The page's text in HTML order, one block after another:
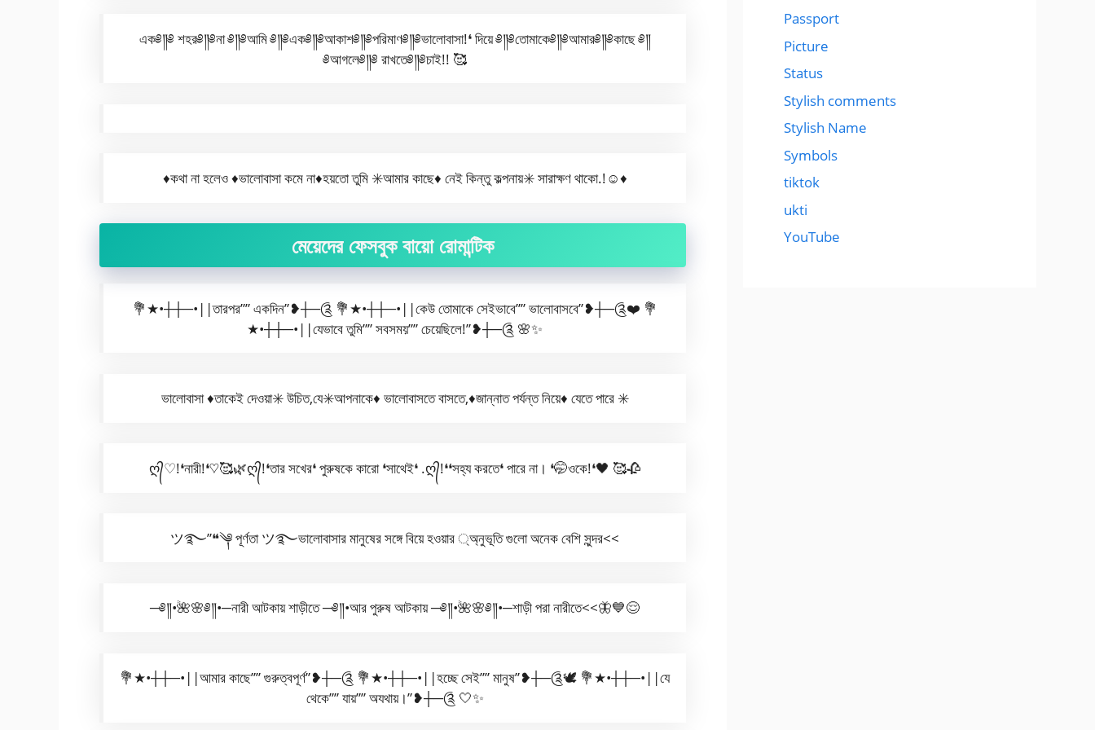
এক༅༎༅ শহর༅༎༅না ༅༎༅আমি ༅༎༅এক༅༎༅আকাশ༅༎༅পরিমাণ༅༎༅ভালোবাসা!❛ দিয়ে ༅༎༅তোমাকে༅༎༅আমার༅༎༅কাছে ༅༎
༅আগলে༅༎༅ রাখতে༅༎༅চাই!! 🥰
♦️কথা না হলেও ♦️ভালোবাসা কমে না♦️হয়তো তুমি ✳️আমার কাছে♦️ নেই কিন্তু কল্পনায়✳️ সারাক্ষণ থাকো.!☺️♦️
মেয়েদের ফেসবুক বায়ো রোমান্টিক
💐★•┼┼─•||তারপর”” একদিন”❥┼─༊ 💐★•┼┼─•||কেউ তোমাকে সেইভাবে”” ভালোবাসবে”❥┼─༊❤️ 💐
★•┼┼─•||যেভাবে তুমি”” সবসময়”” চেয়েছিলে!”❥┼─༊ 🌸✨
ভালোবাসা ♦️তাকেই দেওয়া✳️ উচিত,যে✳️আপনাকে♦️ ভালোবাসতে বাসতে,♦️জান্নাত পর্যন্ত নিয়ে♦️ যেতে পারে ✳️
ღ᭄♡!❛নারী!❛♡🥰🌿ღ᭄!❛তার সখের❛ পুরুষকে কারো ❛সাথেই❛ .ღ᭄!❛❛সহ্য করতে❛ পারে না। ❛🤭ওকে!❛🖤 🥰🥀
ツ࿐”❝༆ পূর্ণতা ツ࿐ভালোবাসার মানুষের সঙ্গে বিয়ে হওয়ার ্অ্নুভূতি গুলো অনেক বেশি সুন্দর<<
─༅༎•🌺🌸༅༎•─নারী আটকায় শাড়ীতে ─༅༎•আর পুরুষ আটকায় ─༅༎•🌺🌸༅༎•─শাড়ী পরা নারীতে<<🦋💙😌
💐★•┼┼─•||আমার কাছে”” গুরুত্বপূর্ণ”❥┼─༊ 💐★•┼┼─•||হচ্ছে সেই”” মানুষ”❥┼─༊🕊️ 💐★•┼┼─•||যে
থেকে”” যায়”” অযথায়।”❥┼─༊ 🤍✨
Passport
Picture
Status
Stylish comments
Stylish Name
Symbols
tiktok
ukti
YouTube